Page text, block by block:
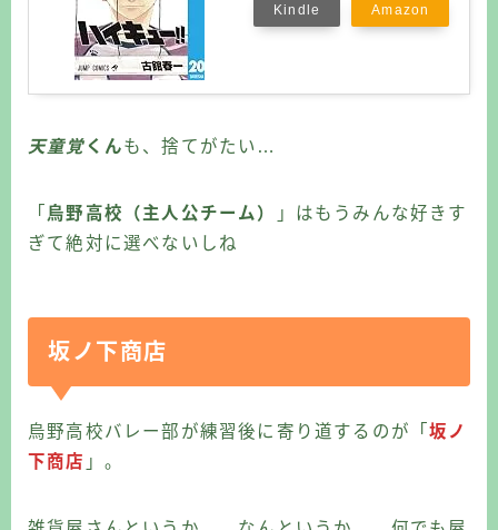
Kindle Amazon
天童覚くんも、捨てがたい…
「 烏野高校（主人公チーム）
」はもうみんな好きす
ぎて絶対に選べないしね
坂ノ下商店
烏野高校バレー部が練習後に寄り道するのが「坂ノ
下商店 」。